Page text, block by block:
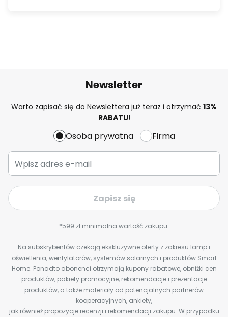
Newsletter
Warto zapisać się do Newslettera już teraz i otrzymać 13%
RABATU!
Osoba prywatna Firma
Zapisz się
*599 zł minimalna wartość zakupu.
Na subskrybentów czekają ekskluzywne oferty z zakresu lamp i
oświetlenia, wentylatorów, systemów solarnych i produktów Smart
Home. Ponadto abonenci otrzymają kupony rabatowe, obniżki cen
produktów, pakiety promocyjne, rekomendacje i prezentacje
produktów, a także materiały od potencjalnych partnerów
kooperacyjnych, ankiety,
jak również propozycje recenzji i rekomendacji zakupu. W przypadku